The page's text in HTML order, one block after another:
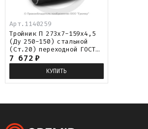
Арт. 1140259
Тройник П 273х7-159х4,5
(Ду 250-150) стальной
(Ст.20) переходной ГОСТ
17376
7 672₽
КУПИТЬ